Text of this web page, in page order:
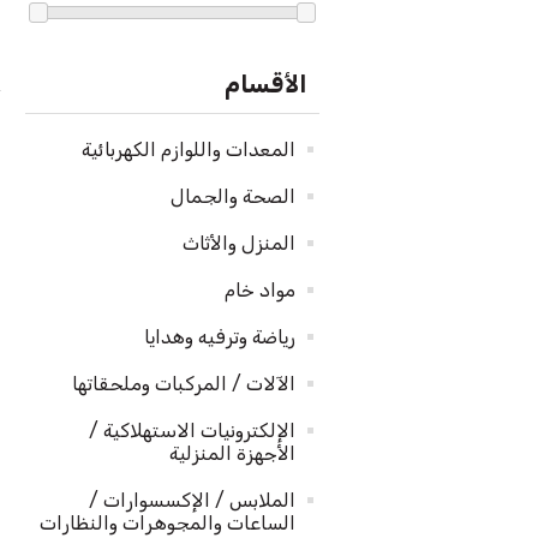
الأقسام
المعدات واللوازم الكهربائية
الصحة والجمال
المنزل والأثاث
مواد خام
رياضة وترفيه وهدايا
الآلات / المركبات وملحقاتها
الإلكترونيات الاستهلاكية /
الأجهزة المنزلية
الملابس / الإكسسوارات /
الساعات والمجوهرات والنظارات